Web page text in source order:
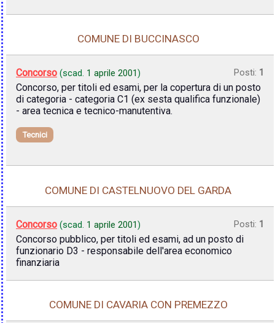
COMUNE DI BUCCINASCO
Concorso (scad. 1 aprile 2001) Posti: 1
Concorso, per titoli ed esami, per la copertura di un posto
di categoria - categoria C1 (ex sesta qualifica funzionale)
- area tecnica e tecnico-manutentiva.
Tecnici
COMUNE DI CASTELNUOVO DEL GARDA
Concorso (scad. 1 aprile 2001) Posti: 1
Concorso pubblico, per titoli ed esami, ad un posto di
funzionario D3 - responsabile dell'area economico
finanziaria
COMUNE DI CAVARIA CON PREMEZZO